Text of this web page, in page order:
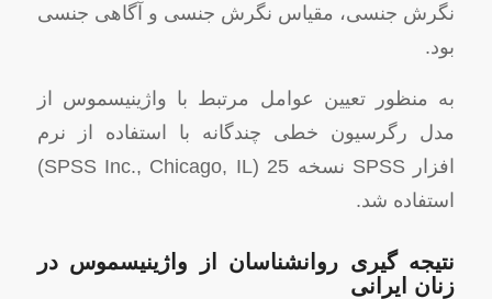
نگرش جنسی، مقیاس نگرش جنسی و آگاهی جنسی
بود.
به منظور تعیین عوامل مرتبط با واژینیسموس از
مدل رگرسیون خطی چندگانه با استفاده از نرم
افزار SPSS نسخه 25 (SPSS Inc., Chicago, IL)
استفاده شد.
نتیجه ‌گیری روانشناسان از واژینیسموس در
زنان ایرانی